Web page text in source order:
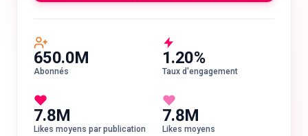
650.0M
Abonnés
1.20%
Taux d'engagement
7.8M
Likes moyens par publication
7.8M
Likes moyens